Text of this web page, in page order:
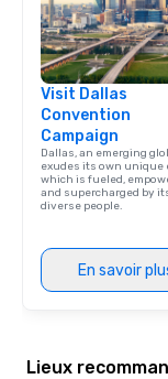
Visit Dallas
Convention
Campaign
Dallas, an emerging
exudes its own unique
which is fueled,
and supercharged by
diverse people.
En savoir
Lieux